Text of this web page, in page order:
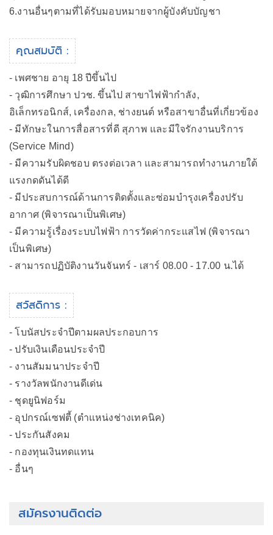
6.งานอื่นๆตามที่ได้รับมอบหมายจากผู้บังคับบัญชา
คุณสมบัติ :
- เพศชาย อายุ 18 ปีขึ้นไป
- วุฒิการศึกษา ปวช. ขึ้นไป สาขาไฟฟ้ากำลัง,
อิเล็กทรอนิกส์, เครื่องกล, ช่างยนต์ หรือสาขาอื่นที่เกี่ยวข้อง
- มีทักษะในการสื่อสารที่ดี สุภาพ และมีใจรักงานบริการ
(Service Mind)
- มีความรับผิดชอบ ตรงต่อเวลา และสามารถทำงานภายใต้
แรงกดดันได้ดี
- มีประสบการณ์ด้านการติดตั้งและซ่อมบำรุงเครื่องปรับ
อากาศ (พิจารณาเป็นพิเศษ)
- มีความรู้เรื่องระบบไฟฟ้า การวัดค่ากระแสไฟ (พิจารณา
เป็นพิเศษ)
- สามารถปฏิบัติงานวันจันทร์ - เสาร์ 08.00 - 17.00 น.ได้
สวัสดิการ :
- โบนัสประจำปีตามผลประกอบการ
- ปรับเงินเดือนประจำปี
- งานสัมมนาประจำปี
- รางวัลพนักงานดีเด่น
- ชุดยูนิฟอร์ม
- อุปกรณ์เซฟตี้ (ตำแหน่งช่างเทคนิค)
- ประกันสังคม
- กองทุนเงินทดแทน
- อื่นๆ
สมัครงานติดต่อ